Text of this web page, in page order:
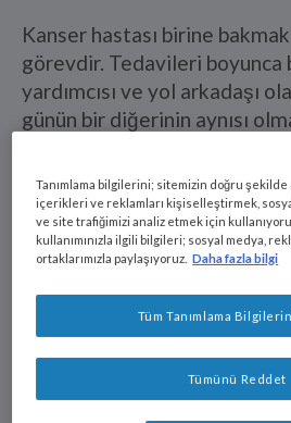
Kanser hastası birine
görevdir. Tedavileri boyunca
yardımcısı ve yol arkadaşı
günün bir diğerinin aynısı
olsa da çoğu gün zor
hastanın kendine güvenini
adına, daima uyanık ve
olmaya çalışmalısınız.
görevinizde size yardımcı
desteklemek üzere sunduğu
bilgilerle yanınızdadır.
Tanımlama bilgilerini; sitemizin doğru şekilde
içerikleri ve reklamları kişiselleştirmek,
ve site trafiğimizi analiz etmek için
kullanımınızla ilgili bilgileri; sosyal medya,
ortaklarımızla paylaşıyoruz. Daha fazla bilgi
Tümünü Reddet
Tüm Tanımlama